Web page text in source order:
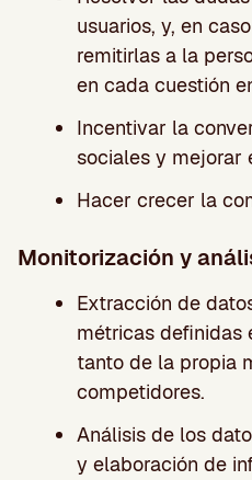
usuarios, y, en
remitirlas a la
en cada cuestión
Incentivar la
sociales y mejorar
Hacer crecer la
Monitorización y
Extracción de
métricas definidas
tanto de la propia
competidores.
Análisis de los
y elaboración de